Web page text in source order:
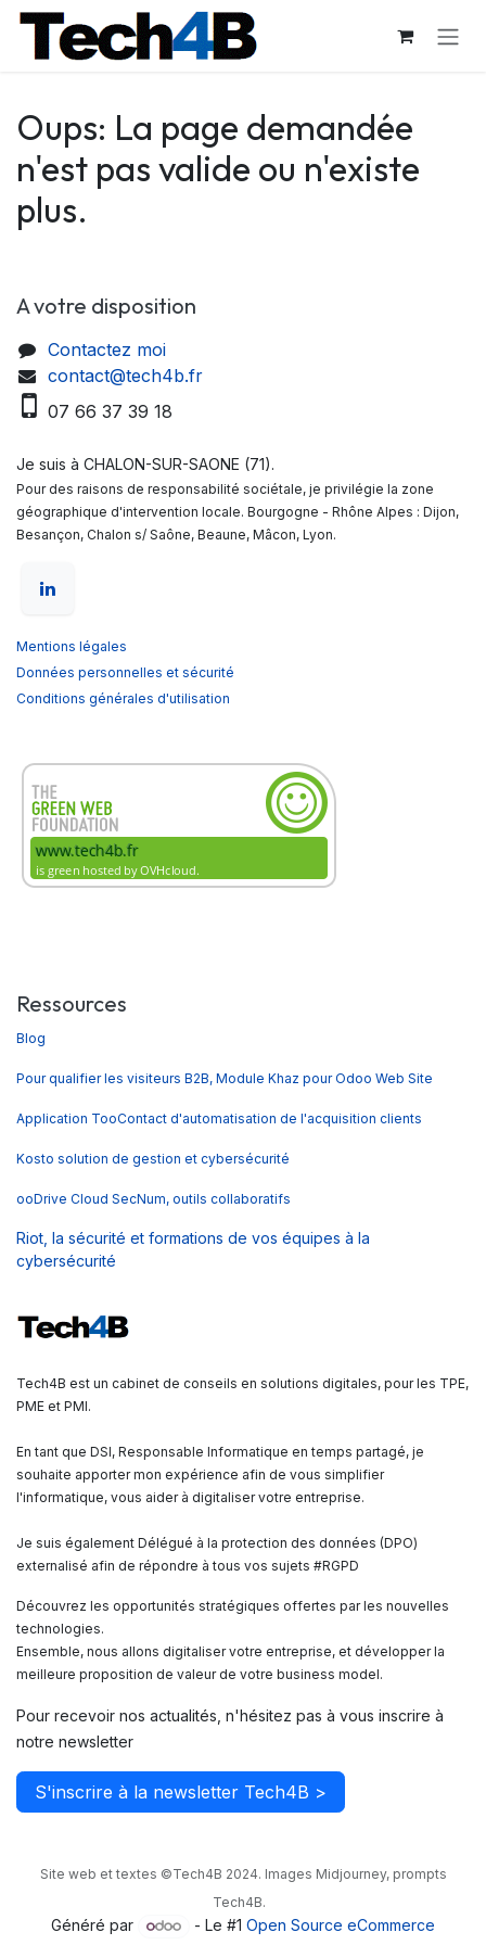
Se rendre au contenu
Oups: La page demandée
n'est pas valide ou n'existe
plus.
A votre disposition
Contactez moi
contact@tech4b.fr
07 66 37 39 18
Je suis à CHALON-SUR-SAONE (71).
Pour des raisons de responsabilité sociétale, je privilégie la zone
géographique d'intervention locale. Bourgogne - Rhône Alpes : Dijon,
Besançon, Chalon s/ Saône, Beaune, Mâcon, Lyon.
Mentions légales
Données personnelles et sécurité
Conditions générales d'utilisation
Ressources
Blog
Pour qualifier les visiteurs B2B, Module Khaz pour Odoo Web Site
Application TooContact d'automatisation de l'acquisition clients
Kosto solution de gestion et cybersécurité
ooDrive Cloud SecNum, outils collaboratifs
Riot, la sécurité et formations de vos équipes à la
cybersécurité
Tech4B est un cabinet de conseils en solutions digitales, pour les TPE,
PME et PMI.
En tant que DSI, Responsable Informatique en temps partagé, je
souhaite apporter mon expérience afin de vous simplifier
l'informatique, vous aider à digitaliser votre entreprise.
Je suis également Délégué à la protection des données (DPO)
externalisé afin de répondre à tous vos sujets #RGPD
Découvrez les opportunités stratégiques offertes par les nouvelles
technologies.
Ensemble, nous allons digitaliser votre entreprise, et développer la
meilleure proposition de valeur de votre business model.
Pour recevoir nos actualités, n'hésitez pas à vous inscrire à
notre newsletter
S'inscrire à la newsletter Tech4B >
Site web et textes ©Tech4B 2024. Images Midjourney, prompts
Tech4B.
Généré par - Le #1Open Source eCommerce